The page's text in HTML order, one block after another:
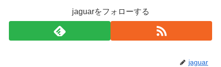
jaguarをフォローする
jaguar